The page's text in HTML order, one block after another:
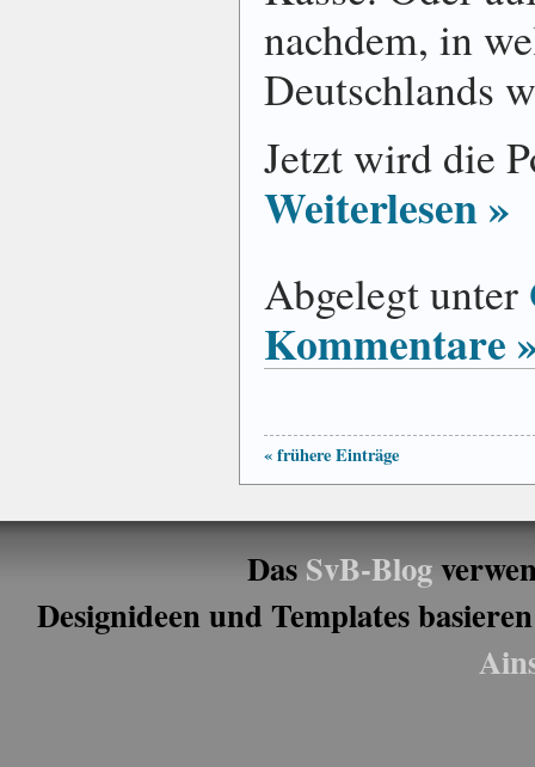
nachdem, in
Deutschlands
Jetzt wird die
Weiterlesen »
Abgelegt unter
Kommentare
« frühere Einträge
DasSvB-Blog
Designideen und Templates